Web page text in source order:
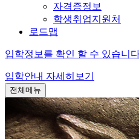
자격증정보
학생취업지원처
로드맵
입학정보를 확인 할 수 있습니
입학안내 자세히보기
전체메뉴